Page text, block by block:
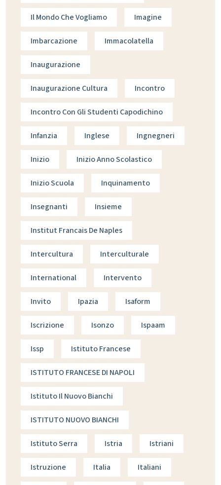
Il Mondo Che Vogliamo Imagine
Imbarcazione Immacolatella
Inaugurazione
Inaugurazione Cultura Incontro
Incontro Con Gli Studenti Capodichino
Infanzia Inglese Ingnegneri
Inizio Inizio Anno Scolastico
Inizio Scuola Inquinamento
Insegnanti Insieme
Institut Francais De Naples
Intercultura Interculturale
International Intervento
Invito Ipazia Isaform
Iscrizione Isonzo Ispaam
Issp Istituto Francese
ISTITUTO FRANCESE DI NAPOLI
Istituto Il Nuovo Bianchi
ISTITUTO NUOVO BIANCHI
Istituto Serra Istria Istriani
Istruzione Italia Italiani